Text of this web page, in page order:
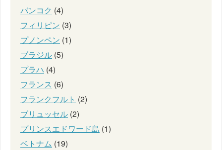
バンコク (4)
フィリピン (3)
プノンペン (1)
ブラジル (5)
プラハ (4)
フランス (6)
フランクフルト (2)
ブリュッセル (2)
プリンスエドワード島 (1)
ベトナム (19)